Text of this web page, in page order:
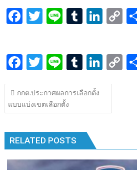
F
b
o
o
k
T
er
Li T
bl
r
Li
e
dI
C
y
F
ac
e
b
o
o
k
T
w
itt
er
Li
n
e
T
u
m
bl
r
Li
n
e
C
k
แนะแนว
เรื่อง
กกต.ประกาศผลการเลือกตั้ง
แบบแบ่งเขตเลือกตั้ง
RELATED POSTS